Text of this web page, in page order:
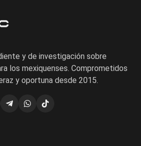
y de investigación sobre
los mexiquenses. Comprometidos
y oportuna desde 2015.